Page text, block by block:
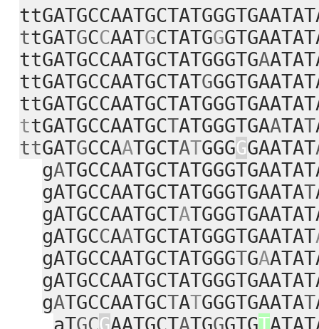
ttGATGCCAATGCTATGG
ttGATGCCAATGCTATGGGTGA
ttGATGCCAATGCTATG
ttGATGCCAATGCTATGGGTGAATAT
ttGATGCCAATGCTATGGGGGAATAT
gA
gATGCCAATGCTATGGGTGAATAT
gATGCCAATGCTA
gATGCCAATGCTATGGGTGAATAT
gATGCCAATGCTATGGGTGA
gATGCCAATGCTATGGGTGAATAT
aTGCGAATGCTATGGGTGT